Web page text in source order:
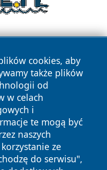
cookies, aby
także plików
od
w celach
i
te mogą być
naszych
ze
do serwisu",
Wszystkie prawa
Polityka
Cookies